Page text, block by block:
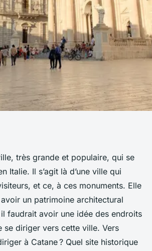
visiter dans la
?
2023• 2 min de lecture
très grande et populaire, qui se
Italie. Il s’agit là d’une ville qui
et ce, à ces monuments. Elle
un patrimoine architectural
faudrait avoir une idée des endroits
se diriger vers cette ville. Vers
à Catane ? Quel site historique